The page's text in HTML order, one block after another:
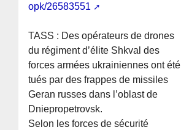
opk/26583551
TASS : Des opérateurs de drones
du régiment d’élite Shkval des
forces armées ukrainiennes ont été
tués par des frappes de missiles
Geran russes dans l’oblast de
Dniepropetrovsk.
Selon les forces de sécurité